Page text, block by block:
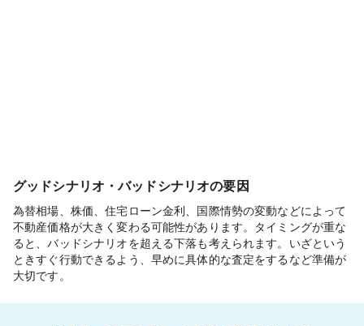
グッドシナリオ・バッドシナリオの要因
為替相場、株価、住宅ローン金利、国際情勢の変動などによって
不動産価格が大きく変わる可能性があります。タイミングが重な
ると、バッドシナリオを超える下落も考えられます。いざという
ときすぐ行動できるよう、早めに具体的な査定をするなど準備が
大切です。